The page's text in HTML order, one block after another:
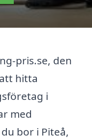
pris.se, den
hitta
i
med
bor i Piteå,